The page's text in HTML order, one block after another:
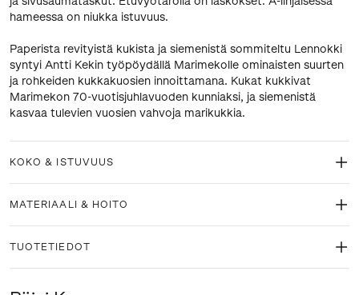
hameessa on niukka istuvuus.
Paperista revityistä kukista ja siemenistä sommiteltu Lennokki
syntyi Antti Kekin työpöydällä Marimekolle ominaisten suurten
ja rohkeiden kukkakuosien innoittamana. Kukat kukkivat
Marimekon 70-vuotisjuhlavuoden kunniaksi, ja siemenistä
kasvaa tulevien vuosien vahvoja marikukkia.
KOKO & ISTUVUUS
MATERIAALI & HOITO
TUOTETIEDOT